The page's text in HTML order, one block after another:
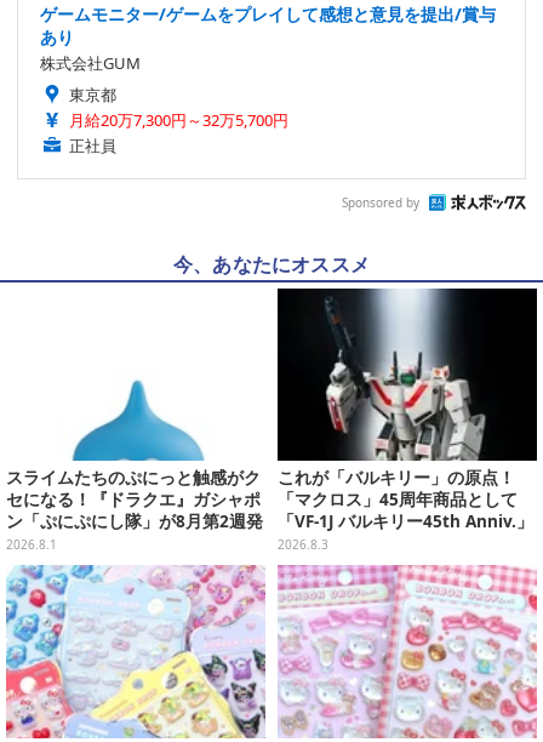
ゲームモニター/ゲームをプレイして感想と意見を提出/賞与
あり
株式会社GUM
東京都
月給20万7,300円～32万5,700円
正社員
Sponsored by
今、あなたにオススメ
スライムたちのぷにっと触感がク
セになる！『ドラクエ』ガシャポ
ン「ぷにぷにし隊」が8月第2週発
売―全4種ではぐれメタルは固め
2026.8.1
これが「バルキリー」の原点！
「マクロス」45周年商品として
「VF-1J バルキリー45th Anniv.」
が予約開始
2026.8.3